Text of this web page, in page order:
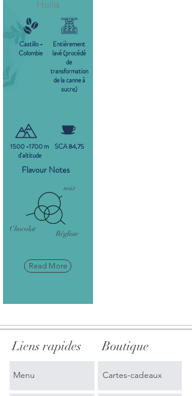
Huila
Castillo -
Colombie
Entièrement
lavé (procédé
de
transformation
de la canne à
sucre)
1500 -1700m
d'altitude
SCA 84,75
Flavour Notes
noix
Chocolat
Réglisse
Read More
Liens rapides Boutique
Menu Cartes-cadeaux